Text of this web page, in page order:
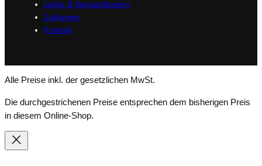
Liefer & Versandkosten
Zahlarten
Kontakt
Alle Preise inkl. der gesetzlichen MwSt.
Die durchgestrichenen Preise entsprechen dem bisherigen Preis
in diesem Online-Shop.